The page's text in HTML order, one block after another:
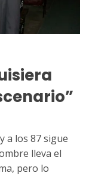
a los 87 sigue
lleva el
pero lo